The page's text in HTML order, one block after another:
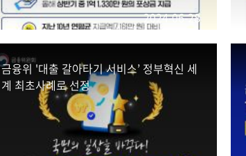
2024-06-28
금융위 '대출 갈아타기 서비스’ 정부혁신 세
계 최초사례로 선정